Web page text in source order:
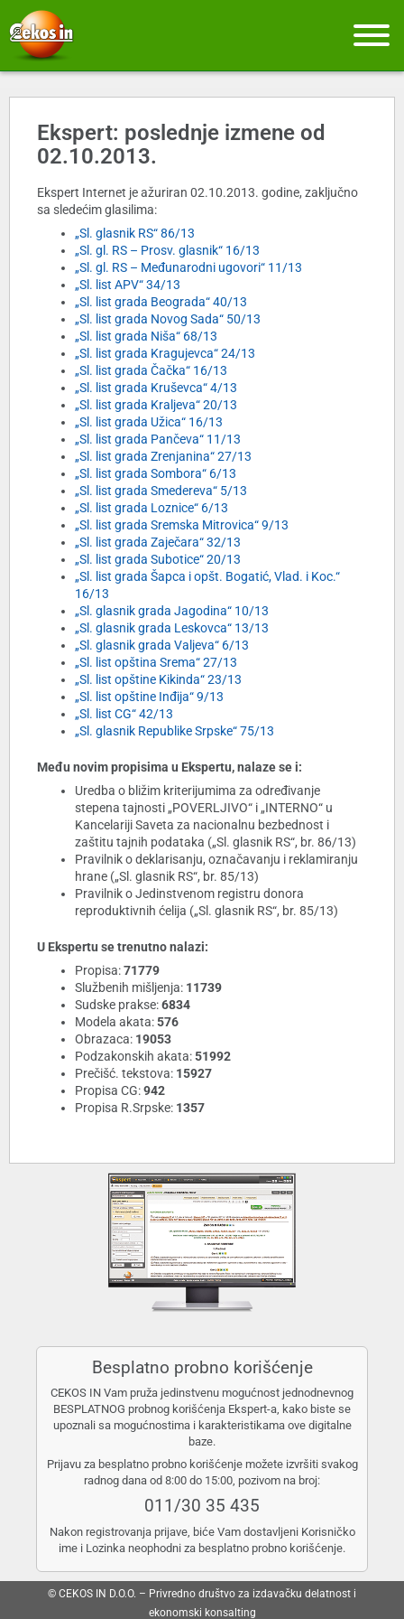
Ekspert: poslednje izmene od
02.10.2013.
Ekspert Internet je ažuriran 02.10.2013. godine, zaključno
sa sledećim glasilima:
„Sl. glasnik RS“ 86/13
„Sl. gl. RS – Prosv. glasnik“ 16/13
„Sl. gl. RS – Međunarodni ugovori“ 11/13
„Sl. list APV“ 34/13
„Sl. list grada Beograda“ 40/13
„Sl. list grada Novog Sada“ 50/13
„Sl. list grada Niša“ 68/13
„Sl. list grada Kragujevca“ 24/13
„Sl. list grada Čačka“ 16/13
„Sl. list grada Kruševca“ 4/13
„Sl. list grada Kraljeva“ 20/13
„Sl. list grada Užica“ 16/13
„Sl. list grada Pančeva“ 11/13
„Sl. list grada Zrenjanina“ 27/13
„Sl. list grada Sombora“ 6/13
„Sl. list grada Smedereva“ 5/13
„Sl. list grada Loznice“ 6/13
„Sl. list grada Sremska Mitrovica“ 9/13
„Sl. list grada Zaječara“ 32/13
„Sl. list grada Subotice“ 20/13
„Sl. list grada Šapca i opšt. Bogatić, Vlad. i Koc.“
16/13
„Sl. glasnik grada Jagodina“ 10/13
„Sl. glasnik grada Leskovca“ 13/13
„Sl. glasnik grada Valjeva“ 6/13
„Sl. list opština Srema“ 27/13
„Sl. list opštine Kikinda“ 23/13
„Sl. list opštine Inđija“ 9/13
„Sl. list CG“ 42/13
„Sl. glasnik Republike Srpske“ 75/13
Među novim propisima u Ekspertu, nalaze se i:
Uredba o bližim kriterijumima za određivanje
stepena tajnosti „POVERLJIVO“ i „INTERNO“ u
Kancelariji Saveta za nacionalnu bezbednost i
zaštitu tajnih podataka („Sl. glasnik RS“, br. 86/13)
Pravilnik o deklarisanju, označavanju i reklamiranju
hrane („Sl. glasnik RS“, br. 85/13)
Pravilnik o Jedinstvenom registru donora
reproduktivnih ćelija („Sl. glasnik RS“, br. 85/13)
U Ekspertu se trenutno nalazi:
Propisa:71779
Službenih mišljenja: 11739
Sudske prakse:6834
Modela akata:576
Obrazaca: 19053
Podzakonskih akata:51992
Prečišć. tekstova: 15927
Propisa CG:942
Propisa R.Srpske: 1357
Besplatno probno korišćenje
CEKOS IN Vam pruža jedinstvenu mogućnost jednodnevnog
BESPLATNOG probnog korišćenja Ekspert-a, kako biste se
upoznali sa mogućnostima i karakteristikama ove digitalne
baze.
Prijavu za besplatno probno korišćenje možete izvršiti svakog
radnog dana od 8:00 do 15:00, pozivom na broj:
011/30 35 435
Nakon registrovanja prijave, biće Vam dostavljeni Korisničko
ime i Lozinka neophodni za besplatno probno korišćenje.
© CEKOS IN D.O.O. – Privredno društvo za izdavačku delatnost i
ekonomski konsalting